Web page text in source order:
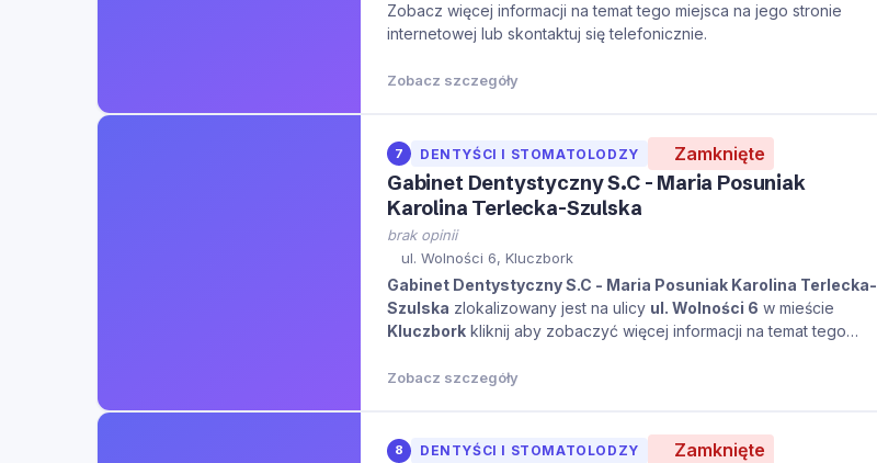
Zobacz więcej informacji na temat tego miejsca na jego stronie
internetowej lub skontaktuj się telefonicznie.
Zobacz szczegóły
7 DENTYŚCI I STOMATOLODZY Zamknięte
Gabinet Dentystyczny S.C - Maria Posuniak
Karolina Terlecka-Szulska
brak opinii
ul. Wolności 6, Kluczbork
Gabinet Dentystyczny S.C - Maria Posuniak Karolina Terlecka-
Szulska zlokalizowany jest na ulicy ul. Wolności 6 w mieście
Kluczbork kliknij aby zobaczyć więcej informacji na temat tego
Zobacz szczegóły
8 DENTYŚCI I STOMATOLODZY Zamknięte